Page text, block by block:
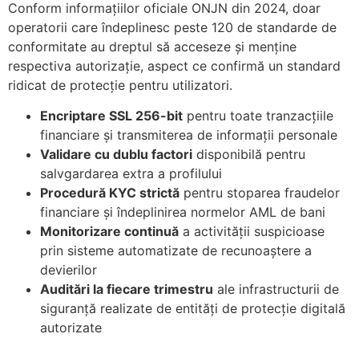
panel
panel
panel
panel
panel
panel
panel
panel
panel
satın al
Panel
Conform informațiilor oficiale ONJN din 2024, doar
operatorii care îndeplinesc peste 120 de standarde de
conformitate au dreptul să acceseze și menține
respectiva autorizație, aspect ce confirmă un standard
ridicat de protecție pentru utilizatori.
Encriptare SSL 256-bit pentru toate tranzacțiile
financiare și transmiterea de informații personale
Validare cu dublu factori disponibilă pentru
salvgardarea extra a profilului
Procedură KYC strictă pentru stoparea fraudelor
financiare și îndeplinirea normelor AML de bani
Monitorizare continuă a activității suspicioase
prin sisteme automatizate de recunoaștere a
devierilor
Auditări la fiecare trimestru ale infrastructurii de
siguranță realizate de entități de protecție digitală
autorizate